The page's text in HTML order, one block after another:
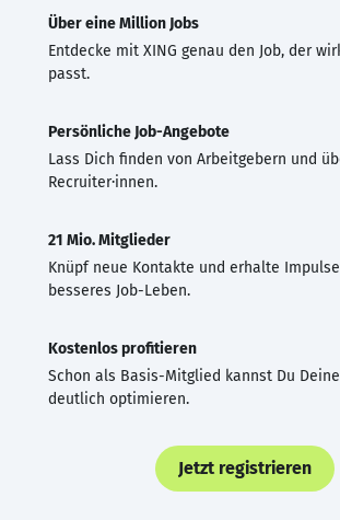
Über eine Million Jobs
Entdecke mit XING genau den Job, der
passt.
Persönliche Job-Angebote
Lass Dich finden von Arbeitgebern und
Recruiter·innen.
21 Mio. Mitglieder
Knüpf neue Kontakte und erhalte
besseres Job-Leben.
Kostenlos profitieren
Schon als Basis-Mitglied kannst Du Deine
deutlich optimieren.
Jetzt registrieren